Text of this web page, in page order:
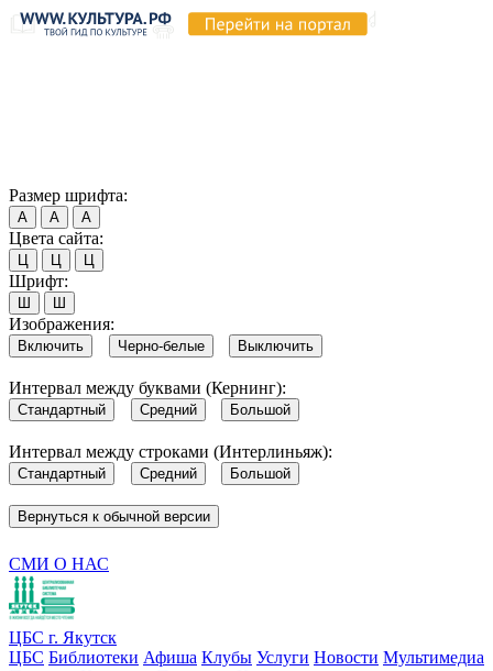
Размер шрифта:
А А А
Цвета сайта:
Ц Ц Ц
Шрифт:
Ш Ш
Изображения:
Включить Черно-белые Выключить
Интервал между буквами (Кернинг):
Стандартный Средний Большой
Интервал между строками (Интерлиньяж):
Стандартный Средний Большой
Вернуться к обычной версии
СМИ О НАС
ЦБС г. Якутск
ЦБС Библиотеки Афиша Клубы Услуги Новости Мультимедиа